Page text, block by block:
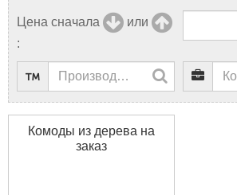
Цена сначала
или
:
Комоды из дерева на
заказ